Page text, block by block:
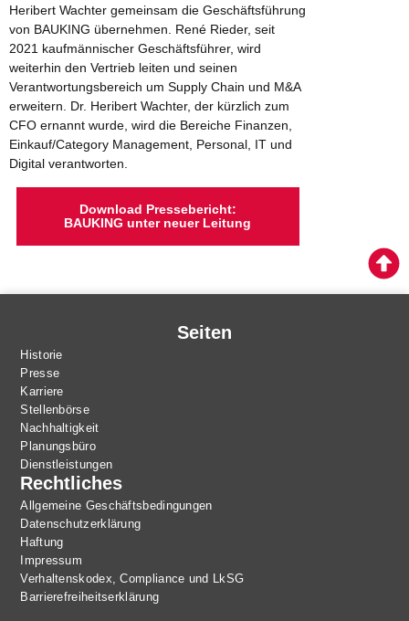
Heribert Wachter gemeinsam die Geschäftsführung
von BAUKING übernehmen. René Rieder, seit
2021 kaufmännischer Geschäftsführer, wird
weiterhin den Vertrieb leiten und seinen
Verantwortungsbereich um Supply Chain und M&A
erweitern. Dr. Heribert Wachter, der kürzlich zum
CFO ernannt wurde, wird die Bereiche Finanzen,
Einkauf/Category Management, Personal, IT und
Digital verantworten.
Download Pressebericht:
BAUKING unter neuer Leitung
Seiten
Historie
Presse
Karriere
Stellenbörse
Nachhaltigkeit
Planungsbüro
Dienstleistungen
Rechtliches
Allgemeine Geschäftsbedingungen
Datenschutzerklärung
Haftung
Impressum
Verhaltenskodex, Compliance und LkSG
Barrierefreiheitserklärung